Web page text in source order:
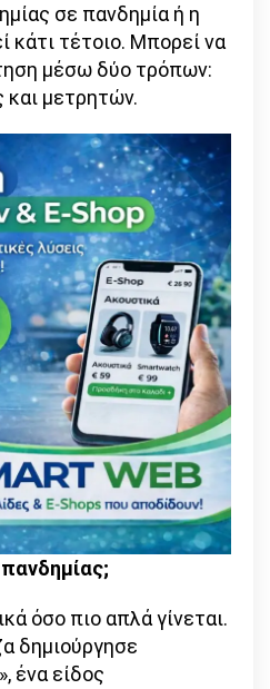
σε πανδημία ή η
κάτι τέτοιο. Μπορεί να
μέσω δύο τρόπων:
και μετρητών.
όσο πιο απλά γίνεται.
δημιούργησε
ένα είδος